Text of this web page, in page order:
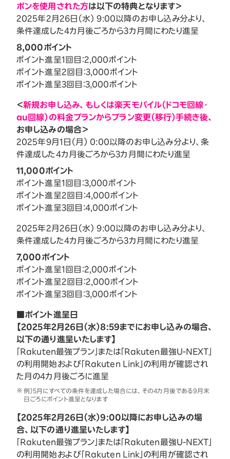
ポンを使用された方は以下の特典となります＞
2025年2月26日（水） 9:00以降のお申し込み分より、
条件達成した4カ月後ごろから3カ月間にわたり進呈
8,000ポイント
ポイント進呈1回目：2,000ポイント
ポイント進呈2回目：3,000ポイント
ポイント進呈3回目：3,000ポイント
＜新規お申し込み、もしくは楽天モバイル（ドコモ回線・
au回線）の料金プランからプラン変更（移行）手続き後、
お申し込みの場合＞
2025年9月1日（月） 0:00以降のお申し込み分より、条
件達成した4カ月後ごろから3カ月間にわたり進呈
11,000ポイント
ポイント進呈1回目：3,000ポイント
ポイント進呈2回目：4,000ポイント
ポイント進呈3回目：4,000ポイント
2025年2月26日（水） 9:00以降のお申し込み分より、
条件達成した4カ月後ごろから3カ月間にわたり進呈
7,000ポイント
ポイント進呈1回目：2,000ポイント
ポイント進呈2回目：2,000ポイント
ポイント進呈3回目：3,000ポイント
■ポイント進呈日
【2025年2月26日（水）8:59までにお申し込みの場合、
以下の通り進呈いたします】
「Rakuten最強プラン」または「Rakuten最強U-NEXT」
の利用開始および「Rakuten Link」の利用が確認され
た月の4カ月後ごろに進呈
例）5月にすべての条件を達成した場合には、その4カ月後である9月末
日ごろにポイント進呈となります
【2025年2月26日（水）9:00以降にお申し込みの場
合、以下の通り進呈いたします】
「Rakuten最強プラン」または「Rakuten最強U-NEXT」
の利用開始および「Rakuten Link」の利用が確認され